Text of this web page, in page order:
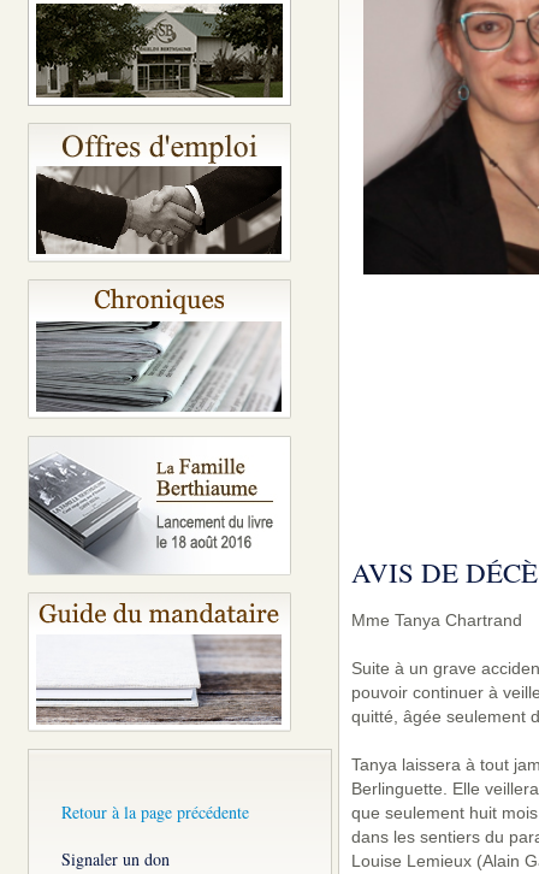
Retour à la page précédente
Signaler un don
AVIS DE
Mme Tanya Chartrand
Suite à un grave
pouvoir continuer à
quitté, âgée seulement
Tanya laissera à tout
Berlinguette. Elle
que seulement huit
dans les sentiers du
Louise Lemieux (Alain